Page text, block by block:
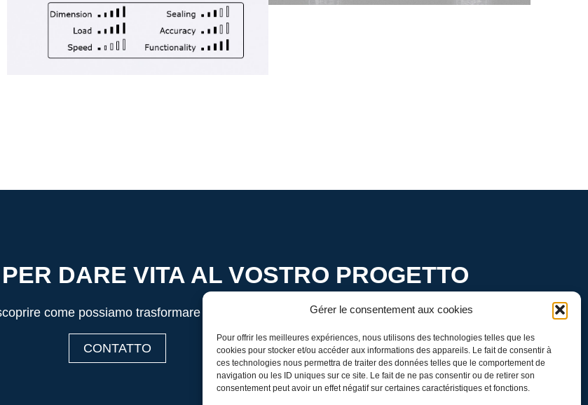
Gérer le consentement aux cookies
Pour offrir les meilleures expériences, nous utilisons des technologies telles que les
cookies pour stocker et/ou accéder aux informations des appareils. Le fait de consentir à
ces technologies nous permettra de traiter des données telles que le comportement de
navigation ou les ID uniques sur ce site. Le fait de ne pas consentir ou de retirer son
consentement peut avoir un effet négatif sur certaines caractéristiques et fonctions.
DARE VITA AL VOSTRO PROGETTO
come possiamo trasformare le vostre idee in realtà.
CONTATTO